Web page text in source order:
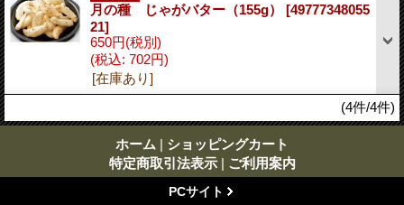
月の種 じゃがバター（155g） [49777348055
21]
650円(税別)
(税込: 702円)
[在庫あり]
(4件/4件)
ホーム | ショッピングカート
特定商取引法表示 | ご利用案内
PCサイト